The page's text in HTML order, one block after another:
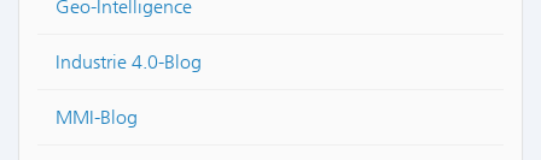
Geo-Intelligence
Industrie 4.0-Blog
MMI-Blog